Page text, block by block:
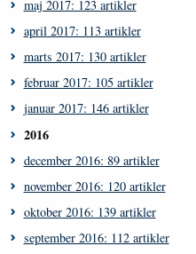
maj 2017: 123 artikler
april 2017: 113 artikler
marts 2017: 130 artikler
februar 2017: 105 artikler
januar 2017: 146 artikler
2016
december 2016: 89 artikler
november 2016: 120 artikler
oktober 2016: 139 artikler
september 2016: 112 artikler